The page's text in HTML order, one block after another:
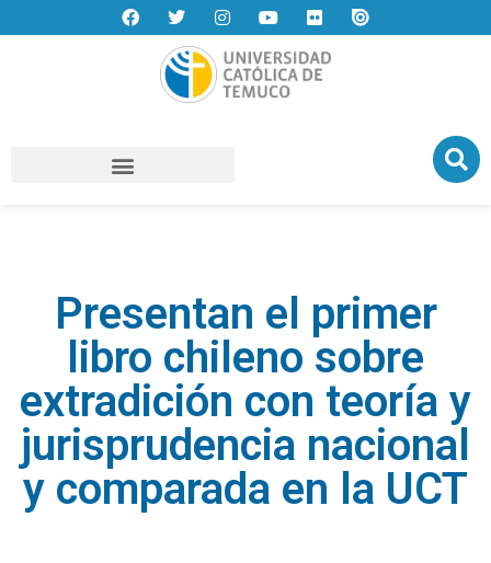
Presentan el primer
libro chileno sobre
extradición con teoría y
jurisprudencia nacional
y comparada en la UCT